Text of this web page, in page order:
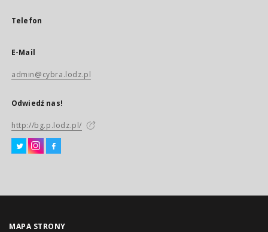
Telefon
E-Mail
admin@cybra.lodz.pl
Odwiedź nas!
http://bg.p.lodz.pl/
MAPA STRONY